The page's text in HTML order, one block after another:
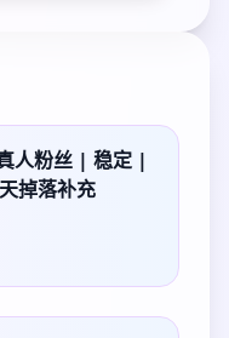
人粉丝 | 稳定 |
掉落补充